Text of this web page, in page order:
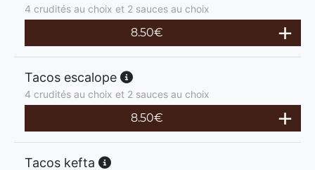
4 crudités au choix et 2 sauces au choix
8.50€
Tacos escalope
4 crudités au choix et 2 sauces au choix
8.50€
Tacos kefta